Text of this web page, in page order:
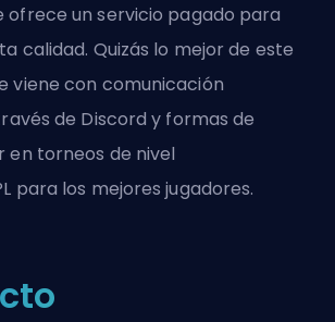
ofrece un servicio pagado para
calidad. Quizás lo mejor de este
viene con comunicación
de Discord y formas de
en torneos de nivel
para los mejores jugadores.